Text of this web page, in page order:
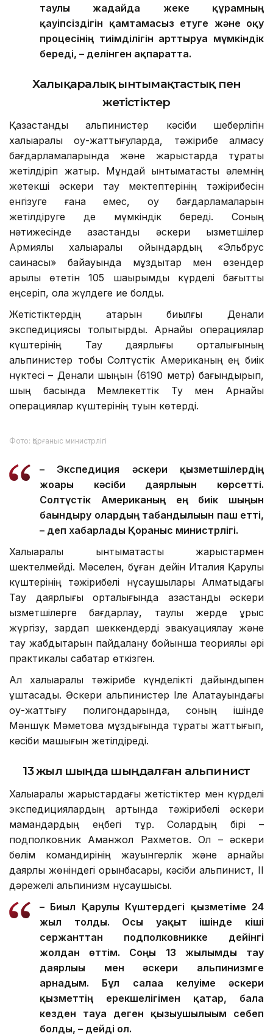
таулы жағдайда жеке құрамның
қауіпсіздігін қамтамасыз етуге және оқу
процесінің тиімділігін арттыруға мүмкіндік
береді, – делінген ақпаратта.
Халықаралық ынтымақтастық пен
жетістіктер
Қазақстандық альпинистер кәсіби шеберлігін
халықаралық оқу-жаттығуларда, тәжірибе алмасу
бағдарламаларында және жарыстарда тұрақты
жетілдіріп жатыр. Мұндай ынтымақтастық әлемнің
жетекші әскери тау мектептерінің тәжірибесін
енгізуге ғана емес, оқу бағдарламаларын
жетілдіруге де мүмкіндік береді. Соның
нәтижесінде қазақстандық әскери қызметшілер
Армиялық халықаралық ойындардың «Эльбрус
сақинасы» байқауында мұздықтар мен өзендер
арқылы өтетін 105 шақырымдық күрделі бағытты
еңсеріп, қола жүлдеге ие болды.
Жетістіктердің қатарын биылғы Денали
экспедициясы толықтырды. Арнайы операциялар
күштерінің Тау даярлығы орталығының
альпинистер тобы Солтүстік Американың ең биік
нүктесі – Денали шыңын (6190 метр) бағындырып,
шың басында Мемлекеттік Ту мен Арнайы
операциялар күштерінің туын көтерді.
Фото: Қорғаныс министрлігі
– Экспедиция әскери қызметшілердің
жоғары кәсіби даярлығын көрсетті.
Солтүстік Американың ең биік шыңын
бағындыру олардың табандылығын паш етті,
– деп хабарлады Қорғаныс министрлігі.
Халықаралық ынтымақтастық жарыстармен
шектелмейді. Мәселен, бұған дейін Италия Қарулы
күштерінің тәжірибелі нұсқаушылары Алматыдағы
Тау даярлығы орталығында қазақстандық әскери
қызметшілерге бағдарлау, таулы жерде ұрыс
жүргізу, зардап шеккендерді эвакуациялау және
тау жабдықтарын пайдалану бойынша теориялық әрі
практикалық сабақтар өткізген.
Ал халықаралық тәжірибе күнделікті дайындықпен
ұштасады. Әскери альпинистер Іле Алатауындағы
оқу-жаттығу полигондарында, соның ішінде
Мәншүк Мәметова мұздығында тұрақты жаттығып,
кәсіби машығын жетілдіреді.
13 жыл шыңда шыңдалған альпинист
Халықаралық жарыстардағы жетістіктер мен күрделі
экспедициялардың артында тәжірибелі әскери
мамандардың еңбегі тұр. Солардың бірі –
подполковник Аманжол Рахметов. Ол – әскери
бөлім командирінің жауынгерлік және арнайы
даярлық жөніндегі орынбасары, кәсіби альпинист, ІІ
дәрежелі альпинизм нұсқаушысы.
– Биыл Қарулы Күштердегі қызметіме 24
жыл толды. Осы уақыт ішінде кіші
сержанттан подполковникке дейінгі
жолдан өттім. Соңғы 13 жылымды тау
даярлығы мен әскери альпинизмге
арнадым. Бұл салаға келуіме әскери
қызметтің ерекшелігімен қатар, бала
кезден тауға деген қызығушылығым себеп
болды, – дейді ол.